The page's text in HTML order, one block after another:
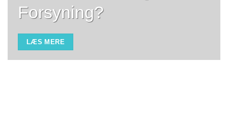
Forsyning?
LÆS MERE